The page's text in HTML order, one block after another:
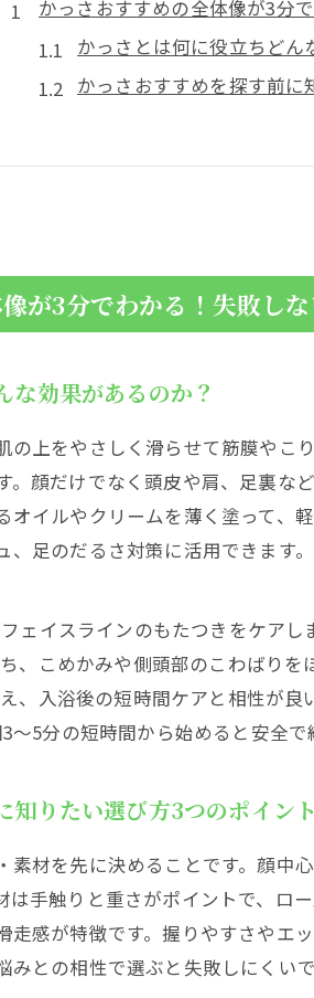
かっさおすすめの全体像が3分
かっさとは何に役立ちどん
かっさおすすめを探す前に
かっさ選び方の決定版 部位や
顔にぴったりなハート型
テラヘルツかっさおすすめ
天然石・ステンレス・樹脂
顔すっきり見せたいならこ
頭皮ケア肩こり改善に最適
かっさ初めてでも安心！基本
顔用かっさの基本ステッ
頭皮・足・ボディかっさの
内出血を招く要注意動作と
体調やお肌トラブルの時は
電動かっさ・温感タイプ・手動
電動かっさの驚きのメリッ
かっさ価格帯別の賢い選び方！
100均やプチプラかっさの
テラヘルツや天然石スタ
かっさおすすめ実体験談と口コ
写真付きレビューの信頼度
が3分でわかる！失敗し
な効果があるのか？
の上をやさしく滑らせて筋膜やこ
。顔だけでなく頭皮や肩、足裏な
オイルやクリームを薄く塗って、
、足のだるさ対策に活用できま
ェイスラインのもたつきをケアし
、こめかみや側頭部のこわばりを
、入浴後の短時間ケアと相性が良
5分の短時間から始めると安全で
知りたい選び方3つのポイント
素材を先に決めることです。顔中
は手触りと重さがポイントで、ロ
走感が特徴です。握りやすさやエ
との相性で選ぶと失敗しにくいで